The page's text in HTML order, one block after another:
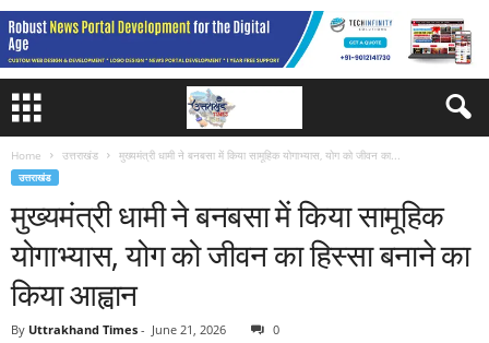
Home उत्तराखंड मुख्यमंत्री धामी ने बनबसा में किया सामूहिक योगाभ्यास, योग को जीवन का...
उत्तराखंड
मुख्यमंत्री धामी ने बनबसा में किया सामूहिक
योगाभ्यास, योग को जीवन का हिस्सा बनाने का
किया आह्वान
By Uttrakhand Times - June 21, 2026 0